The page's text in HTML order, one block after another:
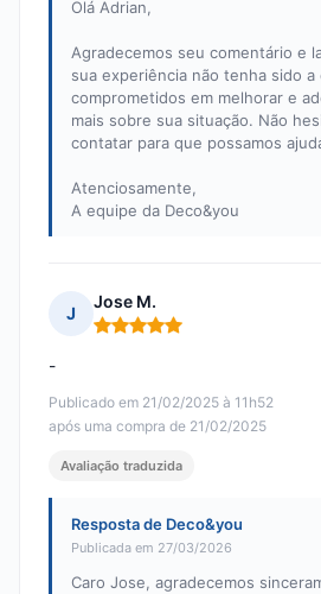
Olá Adrian,
Agradecemos seu comentário e
sua experiência não tenha sido a
comprometidos em melhorar e
mais sobre sua situação. Não
contatar para que possamos
Atenciosamente,
A equipe da Deco&you
J
Jose M.
Nota: 5 em 5
Publicado em 21/02/2025 à 11h52
após uma compra de 21/02/2025
-
Avaliação traduzida
Resposta de Deco&you
Publicada em 27/03/2026
Caro Jose, agradecemos